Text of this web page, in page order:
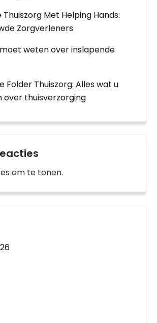
Met Helping Hands:
Zorgverleners
weten over inslapende
Folder Thuiszorg: Alles wat u
over thuisverzorging
om te tonen.